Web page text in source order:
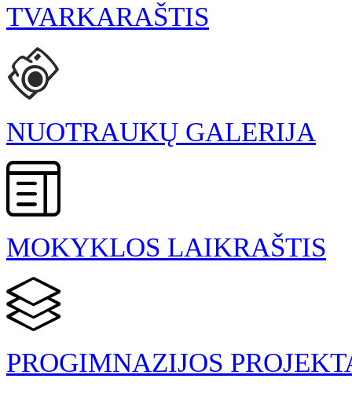
TVARKARAŠTIS
NUOTRAUKŲ GALERIJA
MOKYKLOS LAIKRAŠTIS
PROGIMNAZIJOS